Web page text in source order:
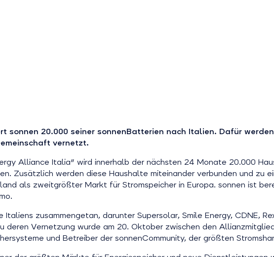
sonnen 20.000 seiner sonnenBatterien nach Italien. Dafür
vernetzt.
Alliance Italia" wird innerhalb der nächsten 24 Monate 20.000
Zusätzlich werden diese Haushalte miteinander verbunden und zu
als zweitgrößter Markt für Stromspeicher in Europa. sonnen ist
zusammengetan, darunter Supersolar, Smile Energy, CDNE,
deren Vernetzung wurde am 20. Oktober zwischen den
und Betreiber der sonnenCommunity, der größten